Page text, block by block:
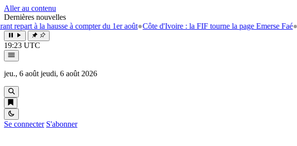
Aller au contenu
Dernières nouvelles
à la hausse à compter du 1er août●Côte d'Ivoire : la FIF tourne la page Emerse Faé●
19:23 UTC
jeu., 6 août jeudi, 6 août 2026
Se connecter S'abonner